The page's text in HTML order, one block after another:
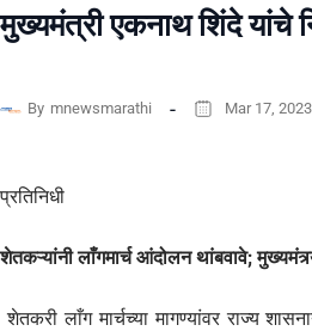
मुख्यमंत्री एकनाथ शिंदे यांचे
By mnewsmarathi Mar 17, 2023
प्रतिनिधी
शेतकऱ्यांनी लाँगमार्च आंदोलन थांबवावे;
शेतकरी लाँग मार्चच्या मागण्यांवर राज्य